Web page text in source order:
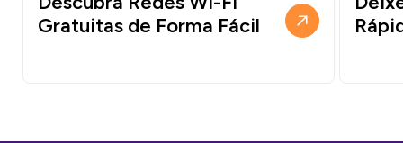
Gratuitas de Forma Fácil